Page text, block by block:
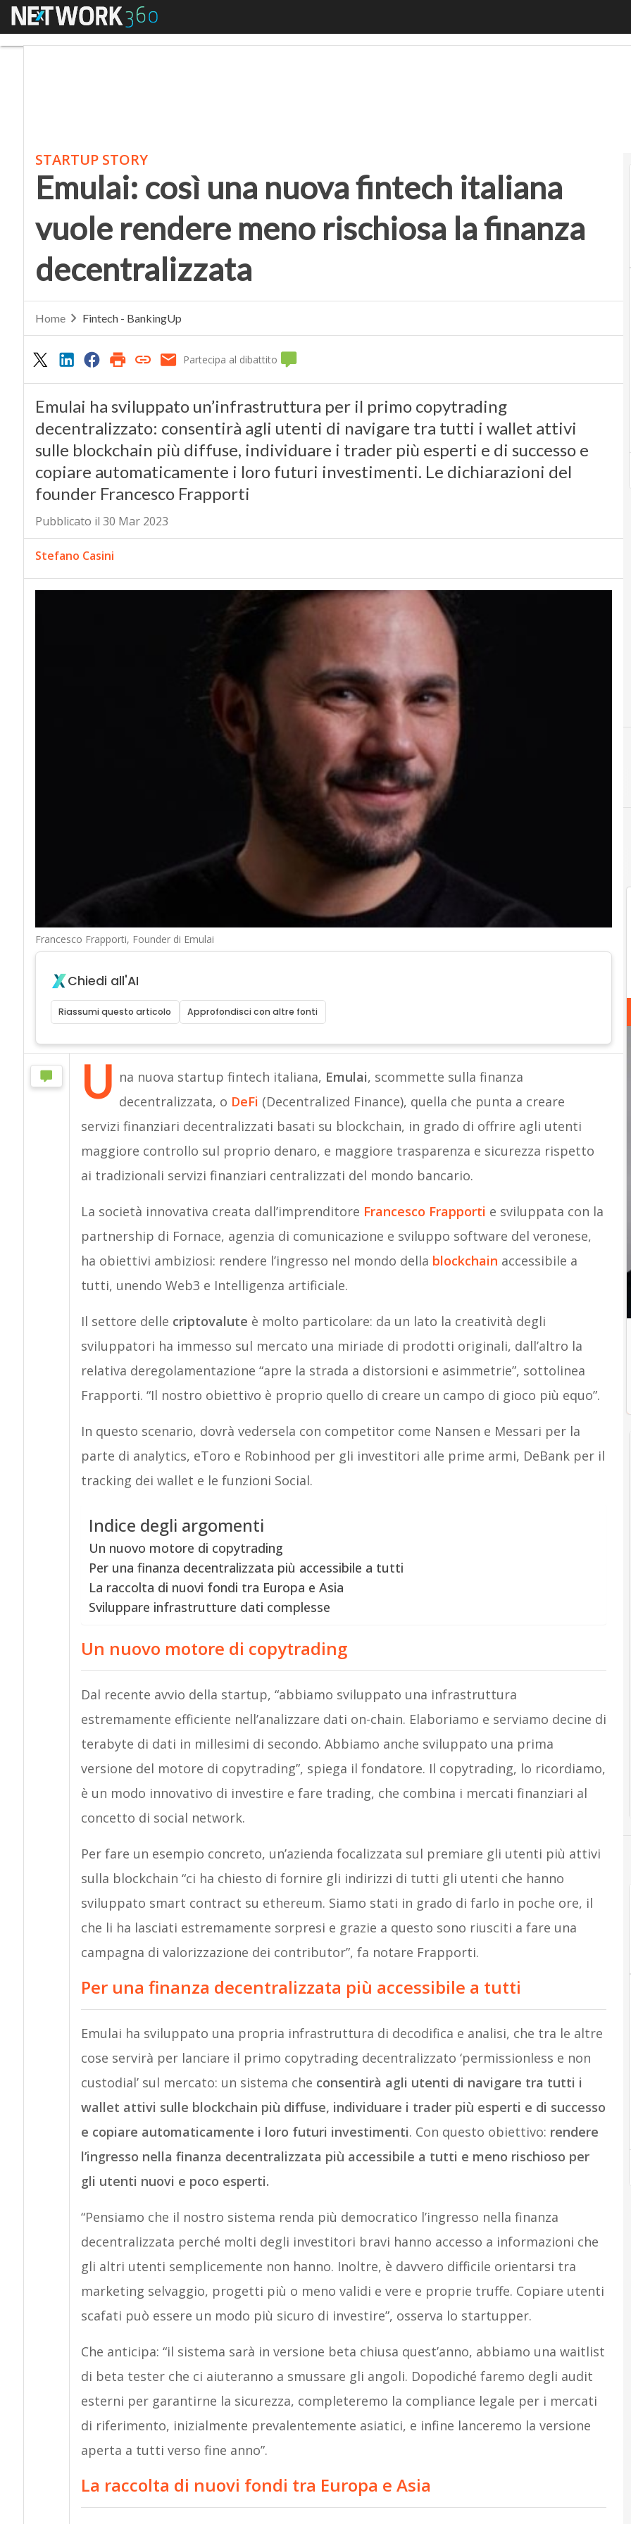
Menu Emulai: così una nuova fintech italiana vuole rendere meno rischiosa la finanza
STARTUP STORY
Emulai: così una nuova fintech italiana
vuole rendere meno rischiosa la finanza
decentralizzata
Home Fintech - BankingUp
Partecipa al dibattito
Emulai ha sviluppato un’infrastruttura per il primo copytrading
decentralizzato: consentirà agli utenti di navigare tra tutti i wallet attivi
sulle blockchain più diffuse, individuare i trader più esperti e di successo e
copiare automaticamente i loro futuri investimenti. Le dichiarazioni del
founder Francesco Frapporti
Pubblicato il 30 Mar 2023
Stefano Casini
Francesco Frapporti, Founder di Emulai
Chiedi all'AI
Riassumi questo articolo Approfondisci con altre fonti
U na nuova startup fintech italiana, Emulai, scommette sulla finanza
decentralizzata, o DeFi (Decentralized Finance), quella che punta a creare
servizi finanziari decentralizzati basati su blockchain, in grado di offrire agli utenti
maggiore controllo sul proprio denaro, e maggiore trasparenza e sicurezza rispetto
ai tradizionali servizi finanziari centralizzati del mondo bancario.
La società innovativa creata dall’imprenditore Francesco Frapporti e sviluppata con la
partnership di Fornace, agenzia di comunicazione e sviluppo software del veronese,
ha obiettivi ambiziosi: rendere l’ingresso nel mondo della blockchain accessibile a
tutti, unendo Web3 e Intelligenza artificiale.
Il settore delle criptovalute è molto particolare: da un lato la creatività degli
sviluppatori ha immesso sul mercato una miriade di prodotti originali, dall’altro la
relativa deregolamentazione “apre la strada a distorsioni e asimmetrie”, sottolinea
Frapporti. “Il nostro obiettivo è proprio quello di creare un campo di gioco più equo”.
In questo scenario, dovrà vedersela con competitor come Nansen e Messari per la
parte di analytics, eToro e Robinhood per gli investitori alle prime armi, DeBank per il
tracking dei wallet e le funzioni Social.
Indice degli argomenti
Un nuovo motore di copytrading
Per una finanza decentralizzata più accessibile a tutti
La raccolta di nuovi fondi tra Europa e Asia
Sviluppare infrastrutture dati complesse
Un nuovo motore di copytrading
Dal recente avvio della startup, “abbiamo sviluppato una infrastruttura
estremamente efficiente nell’analizzare dati on-chain. Elaboriamo e serviamo decine di
terabyte di dati in millesimi di secondo. Abbiamo anche sviluppato una prima
versione del motore di copytrading”, spiega il fondatore. Il copytrading, lo ricordiamo,
è un modo innovativo di investire e fare trading, che combina i mercati finanziari al
concetto di social network.
Per fare un esempio concreto, un’azienda focalizzata sul premiare gli utenti più attivi
sulla blockchain “ci ha chiesto di fornire gli indirizzi di tutti gli utenti che hanno
sviluppato smart contract su ethereum. Siamo stati in grado di farlo in poche ore, il
che li ha lasciati estremamente sorpresi e grazie a questo sono riusciti a fare una
campagna di valorizzazione dei contributor”, fa notare Frapporti.
Per una finanza decentralizzata più accessibile a tutti
Emulai ha sviluppato una propria infrastruttura di decodifica e analisi, che tra le altre
cose servirà per lanciare il primo copytrading decentralizzato ‘permissionless e non
custodial’ sul mercato: un sistema che consentirà agli utenti di navigare tra tutti i
wallet attivi sulle blockchain più diffuse, individuare i trader più esperti e di successo
e copiare automaticamente i loro futuri investimenti. Con questo obiettivo: rendere
l’ingresso nella finanza decentralizzata più accessibile a tutti e meno rischioso per
gli utenti nuovi e poco esperti.
“Pensiamo che il nostro sistema renda più democratico l’ingresso nella finanza
decentralizzata perché molti degli investitori bravi hanno accesso a informazioni che
gli altri utenti semplicemente non hanno. Inoltre, è davvero difficile orientarsi tra
marketing selvaggio, progetti più o meno validi e vere e proprie truffe. Copiare utenti
scafati può essere un modo più sicuro di investire”, osserva lo startupper.
Che anticipa: “il sistema sarà in versione beta chiusa quest’anno, abbiamo una waitlist
di beta tester che ci aiuteranno a smussare gli angoli. Dopodiché faremo degli audit
esterni per garantirne la sicurezza, completeremo la compliance legale per i mercati
di riferimento, inizialmente prevalentemente asiatici, e infine lanceremo la versione
aperta a tutti verso fine anno”.
La raccolta di nuovi fondi tra Europa e Asia
Criptovalute e